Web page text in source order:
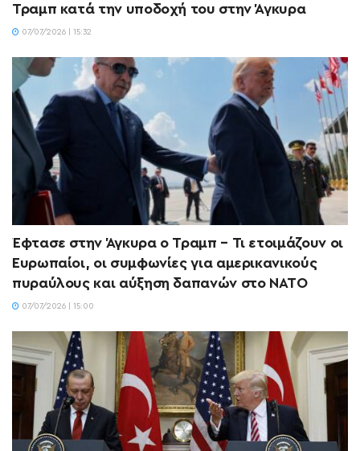
Τραμπ κατά την υποδοχή του στην Άγκυρα
07/07/2026 | 15:32
Έφτασε στην Άγκυρα ο Τραμπ – Τι ετοιμάζουν οι
Ευρωπαίοι, οι συμφωνίες για αμερικανικούς
πυραύλους και αύξηση δαπανών στο ΝΑΤΟ
07/07/2026 | 15:00